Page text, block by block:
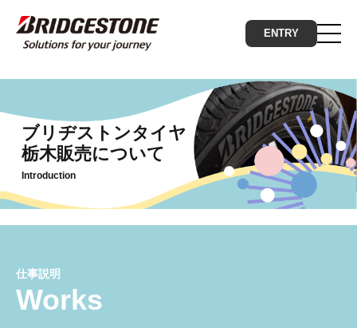
ENTRY
ブリヂストンタイヤ
栃木販売について
Introduction
仕事説明
Works